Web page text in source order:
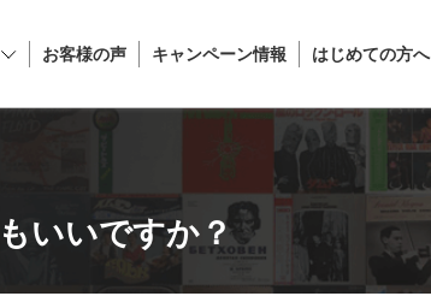
お客様の声 キャンペーン情報 はじめての方へ
いいですか？